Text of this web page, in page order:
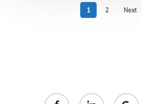
1 2 Next
facebook linkedin
google-